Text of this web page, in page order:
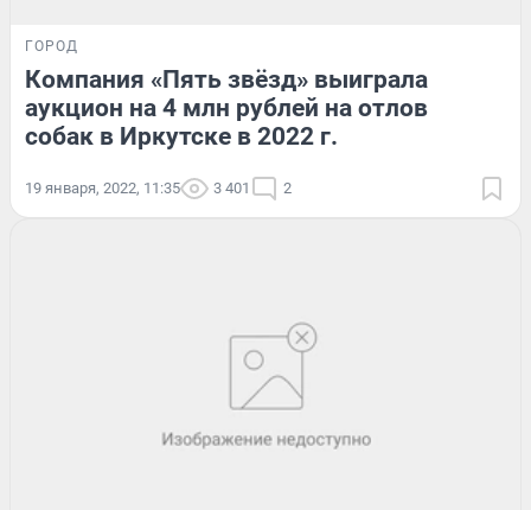
ГОРОД
Компания «Пять звёзд» выиграла
аукцион на 4 млн рублей на отлов
собак в Иркутске в 2022 г.
19 января, 2022, 11:35 3 401 2